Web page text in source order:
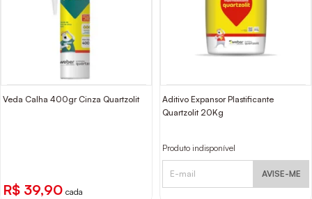
Veda Calha 400gr Cinza Quartzolit
R$ 39,90 cada
Aditivo Expansor Plastificante
Quartzolit 20Kg
Produto indisponível
AVISE-ME